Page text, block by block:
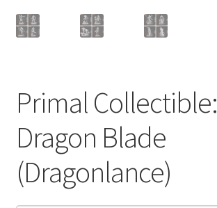
Primal Collectible:
Dragon Blade
(Dragonlance)